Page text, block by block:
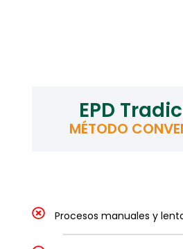
EPD
MÉTODO
Procesos manuales y